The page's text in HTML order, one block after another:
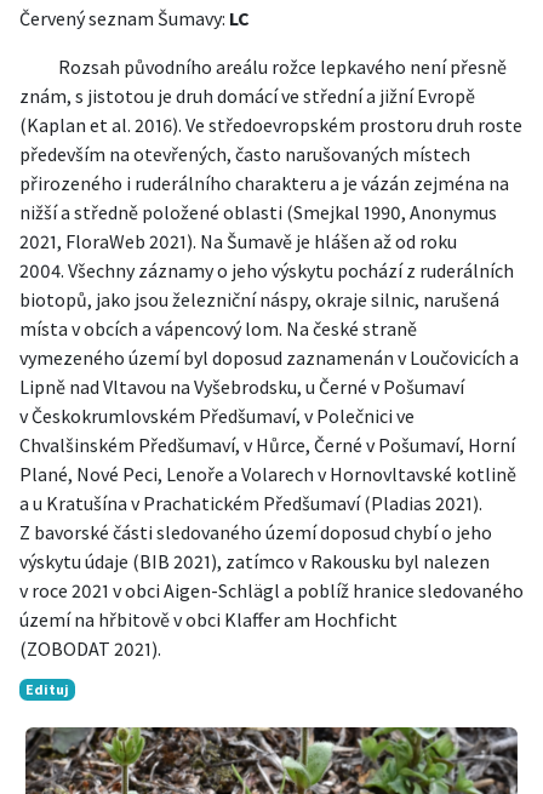
Červený seznam Šumavy: LC
Rozsah původního areálu rožce lepkavého není přesně
znám, s jistotou je druh domácí ve střední a jižní Evropě
(Kaplan et al. 2016). Ve středoevropském prostoru druh roste
především na otevřených, často narušovaných místech
přirozeného i ruderálního charakteru a je vázán zejména na
nižší a středně položené oblasti (Smejkal 1990, Anonymus
2021, FloraWeb 2021). Na Šumavě je hlášen až od roku
2004. Všechny záznamy o jeho výskytu pochází z ruderálních
biotopů, jako jsou železniční náspy, okraje silnic, narušená
místa v obcích a vápencový lom. Na české straně
vymezeného území byl doposud zaznamenán v Loučovicích a
Lipně nad Vltavou na Vyšebrodsku, u Černé v Pošumaví
v Českokrumlovském Předšumaví, v Polečnici ve
Chvalšinském Předšumaví, v Hůrce, Černé v Pošumaví, Horní
Plané, Nové Peci, Lenoře a Volarech v Hornovltavské kotlině
a u Kratušína v Prachatickém Předšumaví (Pladias 2021).
Z bavorské části sledovaného území doposud chybí o jeho
výskytu údaje (BIB 2021), zatímco v Rakousku byl nalezen
v roce 2021 v obci Aigen-Schlägl a poblíž hranice sledovaného
území na hřbitově v obci Klaffer am Hochficht
(ZOBODAT 2021).
Edituj